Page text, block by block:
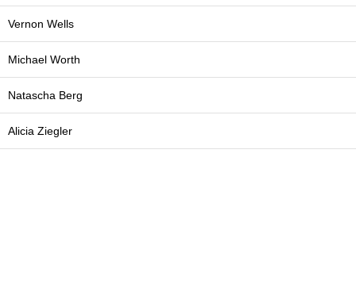
Vernon Wells
Michael Worth
Natascha Berg
Alicia Ziegler